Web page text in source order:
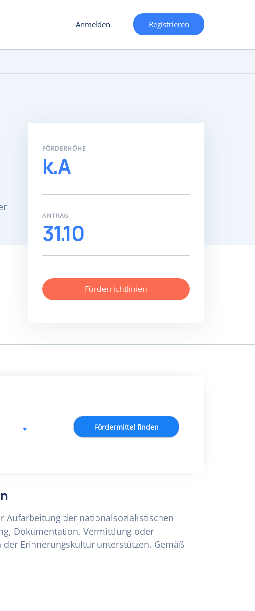
Anmelden Registrieren
FÖRDERHÖHE
k.A
ANTRAG
31.10
Förderrichtlinien
Fördermittel finden
Aufarbeitung der nationalsozialistischen
Dokumentation, Vermittlung oder
Erinnerungskultur unterstützen. Gemäß